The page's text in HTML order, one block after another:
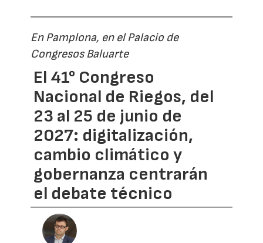
En Pamplona, en el Palacio de
Congresos Baluarte
El 41° Congreso
Nacional de Riegos, del
23 al 25 de junio de
2027: digitalización,
cambio climático y
gobernanza centrarán
el debate técnico